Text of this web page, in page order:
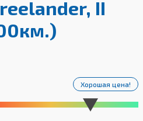
II
Хорошая цена!